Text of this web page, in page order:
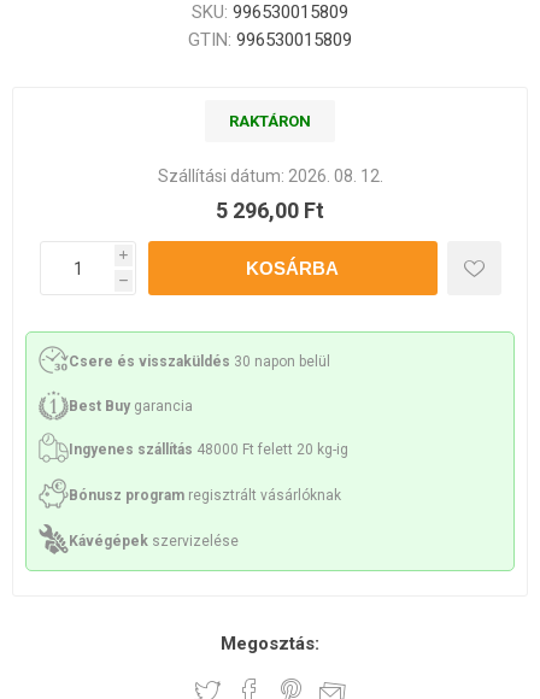
SKU: 996530015809
GTIN: 996530015809
RAKTÁRON
Szállítási dátum: 2026. 08. 12.
5 296,00 Ft
i
h
Csere és visszaküldés 30 napon belül
Best Buy garancia
Ingyenes szállítás 48000 Ft felett 20 kg-ig
Bónusz program regisztrált vásárlóknak
Kávégépek szervizelése
Megosztás: